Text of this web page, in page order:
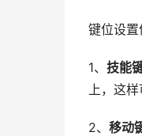
键位设置
1、 技能
上，这样
2、 移动